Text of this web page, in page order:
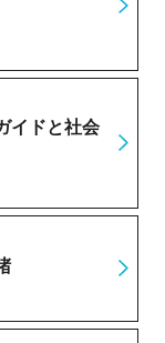
イドと社会